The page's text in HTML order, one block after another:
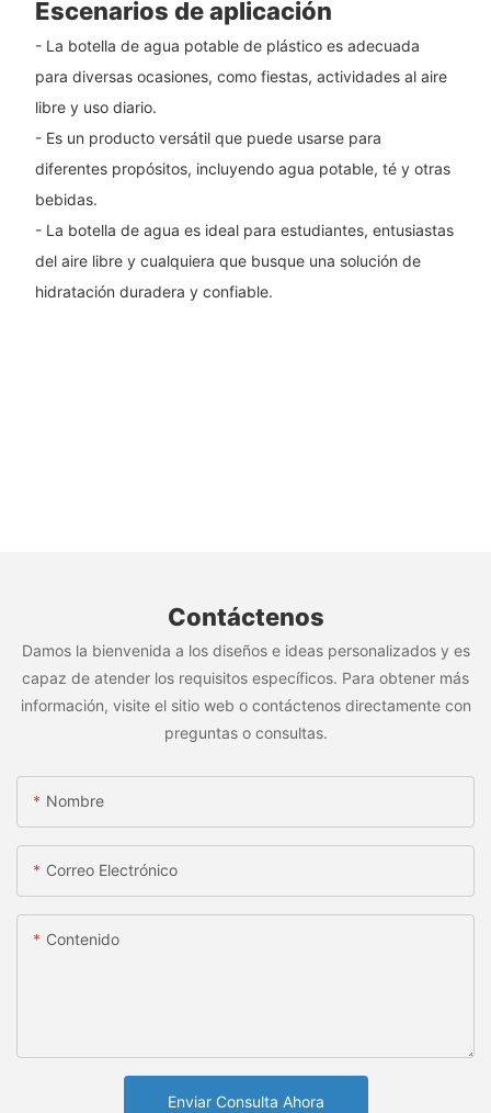
Escenarios de aplicación
- La botella de agua potable de plástico es adecuada
para diversas ocasiones, como fiestas, actividades al aire
libre y uso diario.
- Es un producto versátil que puede usarse para
diferentes propósitos, incluyendo agua potable, té y otras
bebidas.
- La botella de agua es ideal para estudiantes, entusiastas
del aire libre y cualquiera que busque una solución de
hidratación duradera y confiable.
Contáctenos
Damos la bienvenida a los diseños e ideas personalizados y es
capaz de atender los requisitos específicos. Para obtener más
información, visite el sitio web o contáctenos directamente con
preguntas o consultas.
Nombre
Correo Electrónico
Contenido
Enviar Consulta Ahora